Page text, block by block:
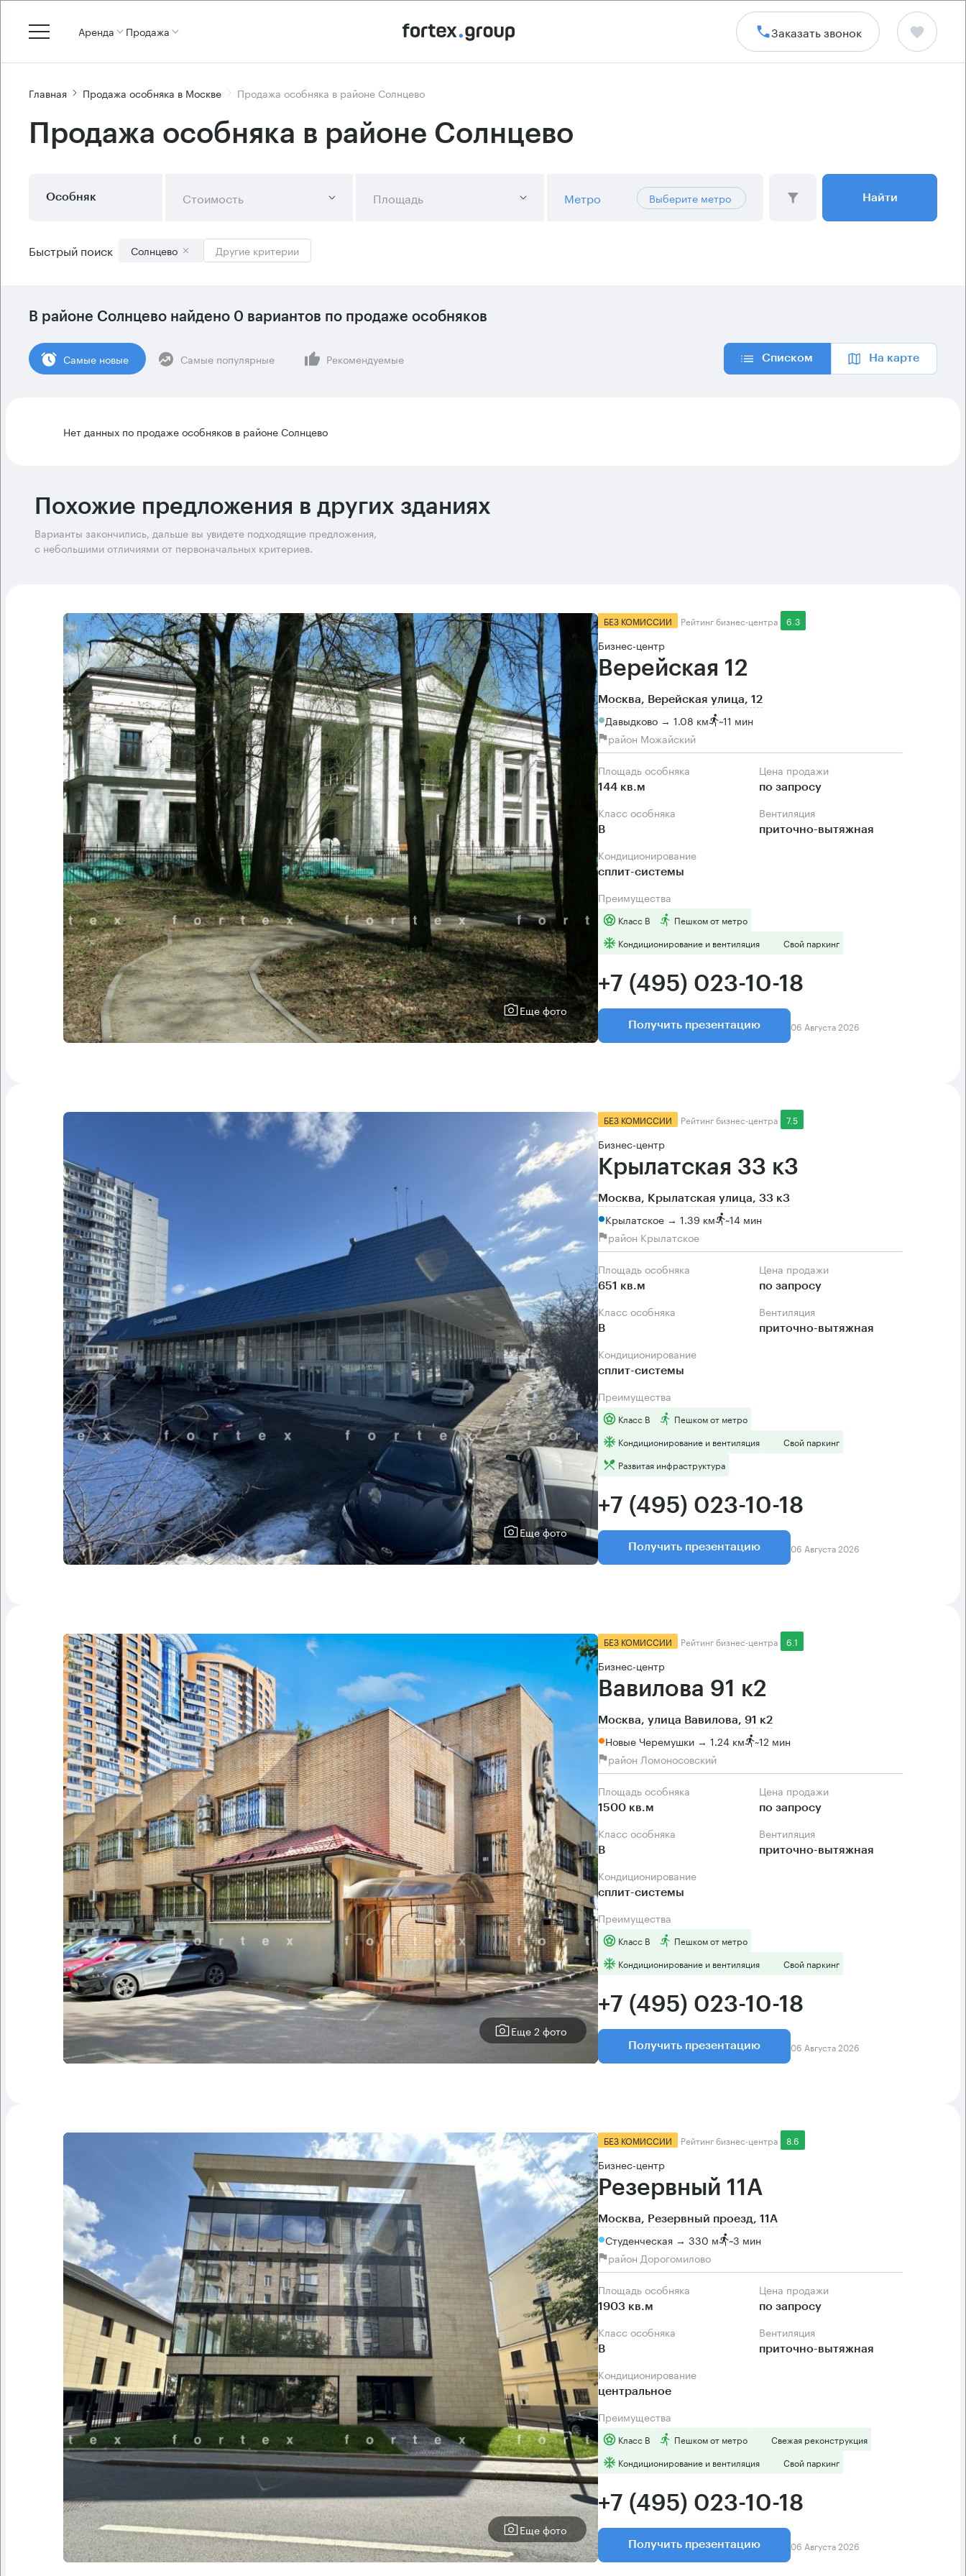
Аренда Продажа Заказать звонок
Главная Продажа особняка в Москве Продажа особняка в районе Солнцево
Продажа особняка в районе Солнцево
Особняк Стоимость Площадь Метро Выберите метро Найти
Быстрый поиск Солнцево Другие критерии
В районе Солнцево найдено 0 вариантов по продаже особняков
Cамые новые Самые популярные Рекомендуемые Списком На карте
Нет данных по продаже особняков в районе Солнцево
Похожие предложения в других зданиях
Варианты закончились, дальше вы увидете подходящие предложения,
с небольшими отличиями от первоначальных критериев.
Еще фото
БЕЗ КОМИССИИ Рейтинг бизнес-центра 6.3
Бизнес-центр
Верейская 12
Москва, Верейская улица, 12
Давыдково → 1.08 км ~11 мин
район Можайский
Площадь особняка
144 кв.м
Цена продажи
по запросу
Класс особняка
B
Вентиляция
приточно-вытяжная
Кондиционирование
сплит-системы
Преимущества
Класс B
Пешком от метро
Кондиционирование и вентиляция
Свой паркинг
+7 (495) 023-10-18
Получить презентацию 06 Августа 2026
Еще фото
БЕЗ КОМИССИИ Рейтинг бизнес-центра 7.5
Бизнес-центр
Крылатская 33 к3
Москва, Крылатская улица, 33 к3
Крылатское → 1.39 км ~14 мин
район Крылатское
Площадь особняка
651 кв.м
Цена продажи
по запросу
Класс особняка
B
Вентиляция
приточно-вытяжная
Кондиционирование
сплит-системы
Преимущества
Класс B
Пешком от метро
Кондиционирование и вентиляция
Свой паркинг
Развитая инфраструктура
+7 (495) 023-10-18
Получить презентацию 06 Августа 2026
Еще 2 фото
БЕЗ КОМИССИИ Рейтинг бизнес-центра 6.1
Бизнес-центр
Вавилова 91 к2
Москва, улица Вавилова, 91 к2
Новые Черемушки → 1.24 км ~12 мин
район Ломоносовский
Площадь особняка
1500 кв.м
Цена продажи
по запросу
Класс особняка
B
Вентиляция
приточно-вытяжная
Кондиционирование
сплит-системы
Преимущества
Класс B
Пешком от метро
Кондиционирование и вентиляция
Свой паркинг
+7 (495) 023-10-18
Получить презентацию 06 Августа 2026
Еще фото
БЕЗ КОМИССИИ Рейтинг бизнес-центра 8.6
Бизнес-центр
Резервный 11А
Москва, Резервный проезд, 11А
Студенческая → 330 м ~3 мин
район Дорогомилово
Площадь особняка
1903 кв.м
Цена продажи
по запросу
Класс особняка
B
Вентиляция
приточно-вытяжная
Кондиционирование
центральное
Преимущества
Класс B Пешком от метро
Свежая реконструкция
Кондиционирование и вентиляция
Свой паркинг
+7 (495) 023-10-18
Получить презентацию 06 Августа 2026